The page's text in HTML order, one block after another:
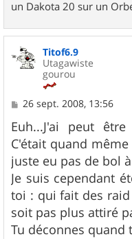
un Dakota 20 sur un
Titof6.9
Utagawiste
gourou
M
s
s
a
g
e
26 sept. 2008, 13:56
Euh...J'ai peut
C'était quand
juste eu pas de bol
Je suis cependant
toi : qui fait des
soit pas plus attiré
Tu déconnes quand